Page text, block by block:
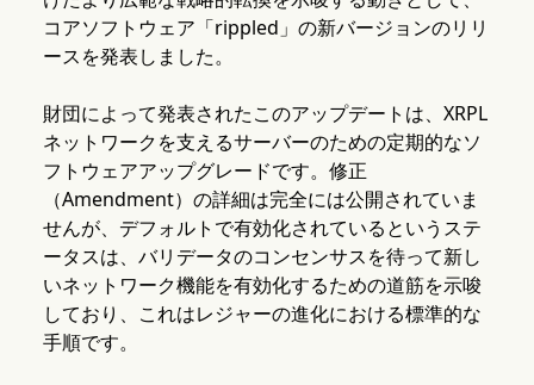
コアソフトウェア「rippled」の新バージョンのリリ
ースを発表しました。
財団によって発表されたこのアップデートは、XRPL
ネットワークを支えるサーバーのための定期的なソ
フトウェアアップグレードです。修正
（Amendment）の詳細は完全には公開されていま
せんが、デフォルトで有効化されているというステ
ータスは、バリデータのコンセンサスを待って新し
いネットワーク機能を有効化するための道筋を示唆
しており、これはレジャーの進化における標準的な
手順です。